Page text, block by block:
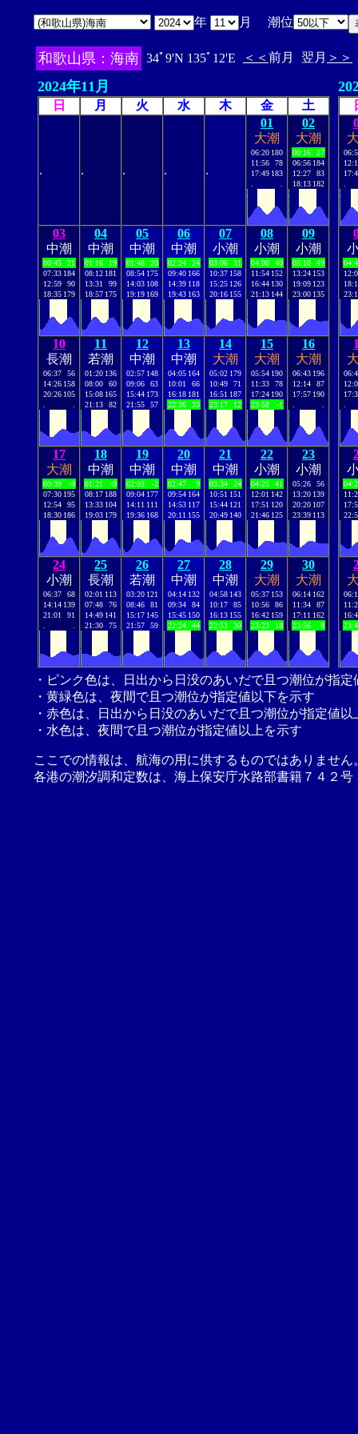
年 月 潮位
和歌山県：海南 34ﾟ9'N 135ﾟ12'E ＜＜ 前月 翌月 ＞＞
2024年11月
日 月 火 水 木 金 土
. . . . .
01
大潮
06:20 180
11:56
78
17:49 183
02
大潮
00:16
27
06:56 184
12:27
83
18:13 182
03
中潮
00:45
21
07:33 184
12:59
90
18:35 179
04
中潮
01:16
19
08:12 181
13:31
99
18:57 175
05
中潮
01:48
20
08:54 175
14:03 108
19:19 169
06
中潮
02:24
24
09:40 166
14:39 118
19:43 163
07
小潮
03:06
31
10:37 158
15:25 126
20:16 155
08
小潮
04:00
40
11:54 152
16:44 130
21:13 144
09
小潮
05:10
49
13:24 153
19:09 123
23:00 135
10
長潮
06:37
56
14:26 158
20:26 105
11
若潮
01:20 136
08:00
60
15:08 165
21:13
82
12
中潮
02:57 148
09:06
63
15:44 173
21:55
57
13
中潮
04:05 164
10:01
66
16:18 181
22:36
33
14
大潮
05:02 179
10:49
71
16:51 187
23:17
12
15
大潮
05:54 190
11:33
78
17:24 190
23:58
-1
16
大潮
06:43 196
12:14
87
17:57 190
17
大潮
00:39
-9
07:30 195
12:54
95
18:30 186
18
中潮
01:21
-9
08:17 188
13:33 104
19:03 179
19
中潮
02:03
-2
09:04 177
14:11 111
19:36 168
20
中潮
02:47
9
09:54 164
14:53 117
20:11 155
21
中潮
03:34
24
10:51 151
15:44 121
20:49 140
22
小潮
04:25
41
12:01 142
17:51 120
21:46 125
23
小潮
05:26
56
13:20 139
20:20 107
23:39 113
24
小潮
06:37
68
14:14 139
21:01
91
25
長潮
02:01 113
07:48
76
14:49 141
21:30
75
26
若潮
03:20 121
08:46
81
15:17 145
21:57
59
27
中潮
04:14 132
09:34
84
15:45 150
22:24
44
28
中潮
04:58 143
10:17
85
16:13 155
22:53
30
29
大潮
05:37 153
10:56
86
16:42 159
23:23
18
30
大潮
06:14 162
11:34
87
17:11 162
23:56
8
・ピンク色は、日出から日没のあいだで且つ潮位が指
・黄緑色は、夜間で且つ潮位が指定値以下を示す
・赤色は、日出から日没のあいだで且つ潮位が指定値以
・水色は、夜間で且つ潮位が指定値以上を示す
ここでの情報は、航海の用に供するものではありませ
各港の潮汐調和定数は、海上保安庁水路部書籍７４２